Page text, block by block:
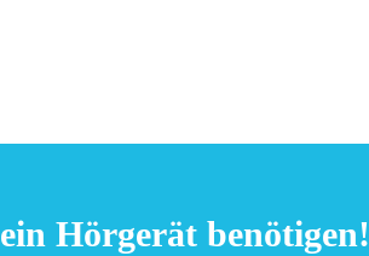
Hörgerät benötigen!